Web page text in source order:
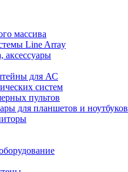
массива
Line Array
аксессуары
для АС
систем
пультов
для планшетов и ноутбуков